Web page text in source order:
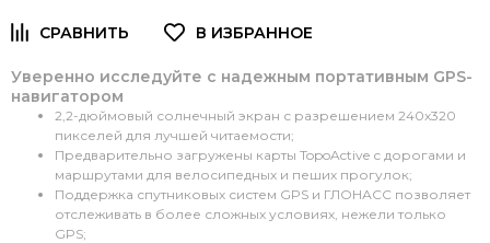
Уверенно исследуйте с надежным портативным GPS-
навигатором
2,2-дюймовый солнечный экран с разрешением 240x320
пикселей для лучшей читаемости;
Предварительно загружены карты TopoActive с дорогами и
маршрутами для велосипедных и пеших прогулок;
Поддержка спутниковых систем GPS и ГЛОНАСС позволяет
отслеживать в более сложных условиях, нежели только
GPS;